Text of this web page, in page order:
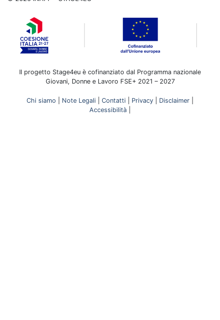
Il progetto Stage4eu è cofinanziato dal Programma nazionale
Giovani, Donne e Lavoro FSE+ 2021 – 2027
Chi siamo Note Legali Contatti Privacy Disclaimer
Accessibilità